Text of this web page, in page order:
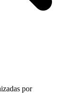
por